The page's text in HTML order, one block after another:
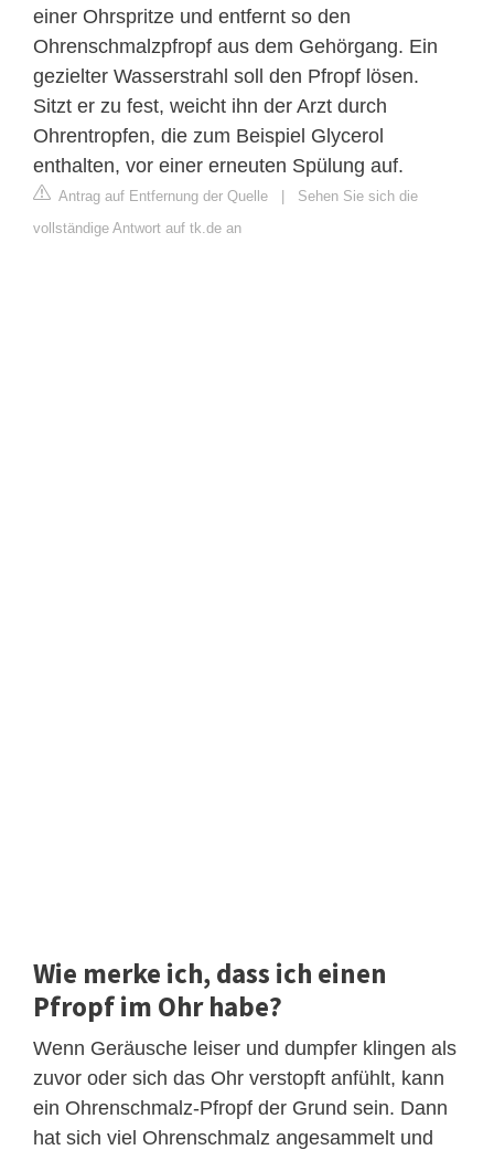
einer Ohrspritze und entfernt so den
Ohrenschmalzpfropf aus dem Gehörgang. Ein
gezielter Wasserstrahl soll den Pfropf lösen.
Sitzt er zu fest, weicht ihn der Arzt durch
Ohrentropfen, die zum Beispiel Glycerol
enthalten, vor einer erneuten Spülung auf.
Antrag auf Entfernung der Quelle | Sehen Sie sich die
vollständige Antwort auf tk.de an
Wie merke ich, dass ich einen
Pfropf im Ohr habe?
Wenn Geräusche leiser und dumpfer klingen als
zuvor oder sich das Ohr verstopft anfühlt, kann
ein Ohrenschmalz-Pfropf der Grund sein. Dann
hat sich viel Ohrenschmalz angesammelt und